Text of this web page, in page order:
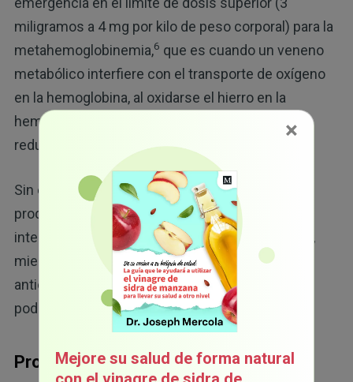
miligramos a 4 mg por kilo de peso corporal) para la
metahemoglobinemia,6 que es cuando un veneno
metabólico interfiere con el transporte de oxígeno
en la hemoglobina, al oxidarse el hierro en la
hemoglobina a +3 en lugar de su estado normal
reducido de +2.
Sin embargo, si toma una dosis demasiado alta,
produce metahemoglobinemia. En dosis
intermedias, no existe ningún efecto. Asimismo,
mientras que las dosis bajas tienen un efecto
antioxidante, las dosis altas son prooxidantes y
podrían matar bacterias y células tumorales.
Proteja su hígado
×
Mejore su salud de forma natural